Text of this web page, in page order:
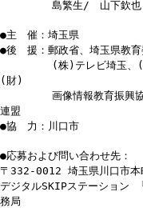
島繁生/ 山下欽也
●主 催：埼玉県
●後 援：郵政省、埼玉県教育
(株)テレビ埼玉、(財)
(財)
画像情報教育振興協会
連盟
●協 力：川口市
●応募および問い合わせ先：
〒332-0012 埼玉県川口市
デジタルSKIPステーション
務局